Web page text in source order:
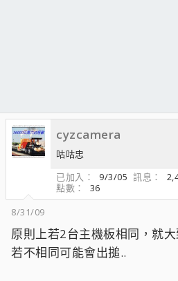
cyzcamera
咕咕忠
已加入
9/3/05 訊息
點數
36
8/31/09
原則上若2台主機板相同，就大
若不相同可能會出搥..